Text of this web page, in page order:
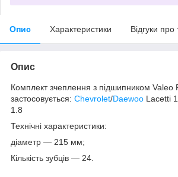
Опис Характеристики Відгуки про
Опис
Комплект зчеплення з підшипником Valeo
застосовується: Chevrolet/Daewoo Lacetti
1.8
Технічні характеристики:
діаметр — 215 мм;
Кількість зубців — 24.